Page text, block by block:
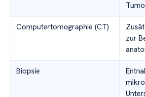
Computertomographie (CT)
zur
Biopsie